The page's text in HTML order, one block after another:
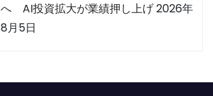
へ AI投資拡大が業績押し上げ2026年
8月5日